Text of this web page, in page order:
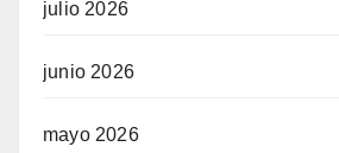
julio 2026
junio 2026
mayo 2026